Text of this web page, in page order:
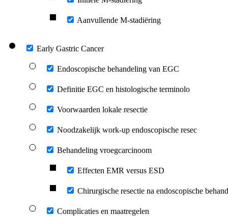
Aanvullende M-stadiëring
Early Gastric Cancer
Endoscopische behandeling van EGC
Definitie EGC en histologische terminolo
Voorwaarden lokale resectie
Noodzakelijk work-up endoscopische resec
Behandeling vroegcarcinoom
Effecten EMR versus ESD
Chirurgische resectie na endoscopische
Complicaties en maatregelen